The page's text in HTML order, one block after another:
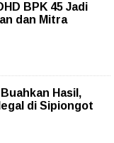
BPK 45 Jadi
dan Mitra
Hasil,
di Sipiongot